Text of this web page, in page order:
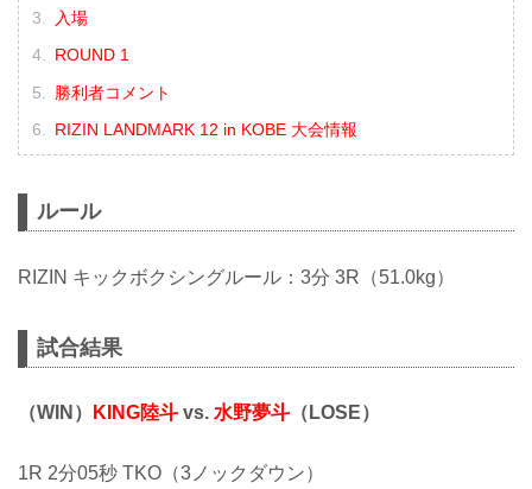
入場
ROUND 1
勝利者コメント
RIZIN LANDMARK 12 in KOBE 大会情報
ルール
RIZIN キックボクシングルール：3分 3R（51.0kg）
試合結果
（WIN） KING陸斗 vs. 水野夢斗 （LOSE）
1R 2分05秒 TKO（3ノックダウン）